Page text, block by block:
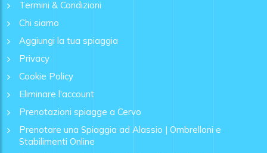
Termini & Condizioni
Chi siamo
Aggiungi la tua spiaggia
Privacy
Cookie Policy
Eliminare l'account
Prenotazioni spiagge a Cervo
Prenotare una Spiaggia ad Alassio | Ombrelloni e
Stabilimenti Online